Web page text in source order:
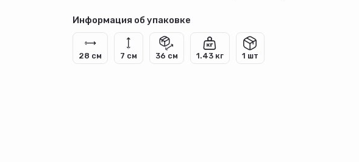
Информация об упаковке
28 см 7 см 36 см 1.43 кг 1 шт